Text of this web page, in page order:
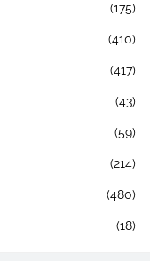
(175)
(410)
(417)
(43)
(59)
(214)
(480)
(18)